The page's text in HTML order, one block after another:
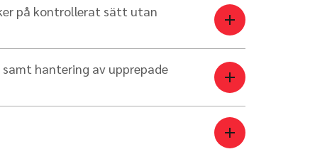
på kontrollerat sätt utan
hantering av upprepade